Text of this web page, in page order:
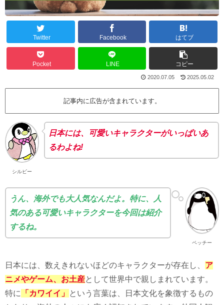
Twitter Facebook はてブ
Pocket LINE コピー
2020.07.05 2025.05.02
記事内に広告が含まれています。
シルビー
日本には、可愛いキャラクターがいっぱいあ
るわよね!
ペッチー
うん、海外でも大人気なんだよ。特に、人
気のある可愛いキャラクターを今回は紹介
するね。
日本には、数えきれないほどのキャラクターが存在し、 ア
ニメやゲーム、お土産として世界中で親しまれています。
特に
「カワイイ」 という言葉は、日本文化を象徴するもの